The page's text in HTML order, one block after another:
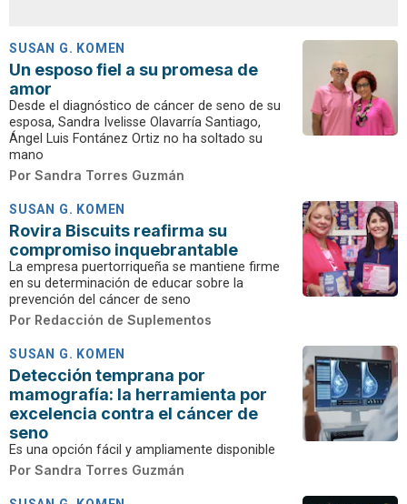
SUSAN G. KOMEN
Un esposo fiel a su promesa de
amor
Desde el diagnóstico de cáncer de seno de su
esposa, Sandra Ivelisse Olavarría Santiago,
Ángel Luis Fontánez Ortiz no ha soltado su
mano
Por Sandra Torres Guzmán
SUSAN G. KOMEN
Rovira Biscuits reafirma su
compromiso inquebrantable
La empresa puertorriqueña se mantiene firme
en su determinación de educar sobre la
prevención del cáncer de seno
Por Redacción de Suplementos
SUSAN G. KOMEN
Detección temprana por
mamografía: la herramienta por
excelencia contra el cáncer de
seno
Es una opción fácil y ampliamente disponible
Por Sandra Torres Guzmán